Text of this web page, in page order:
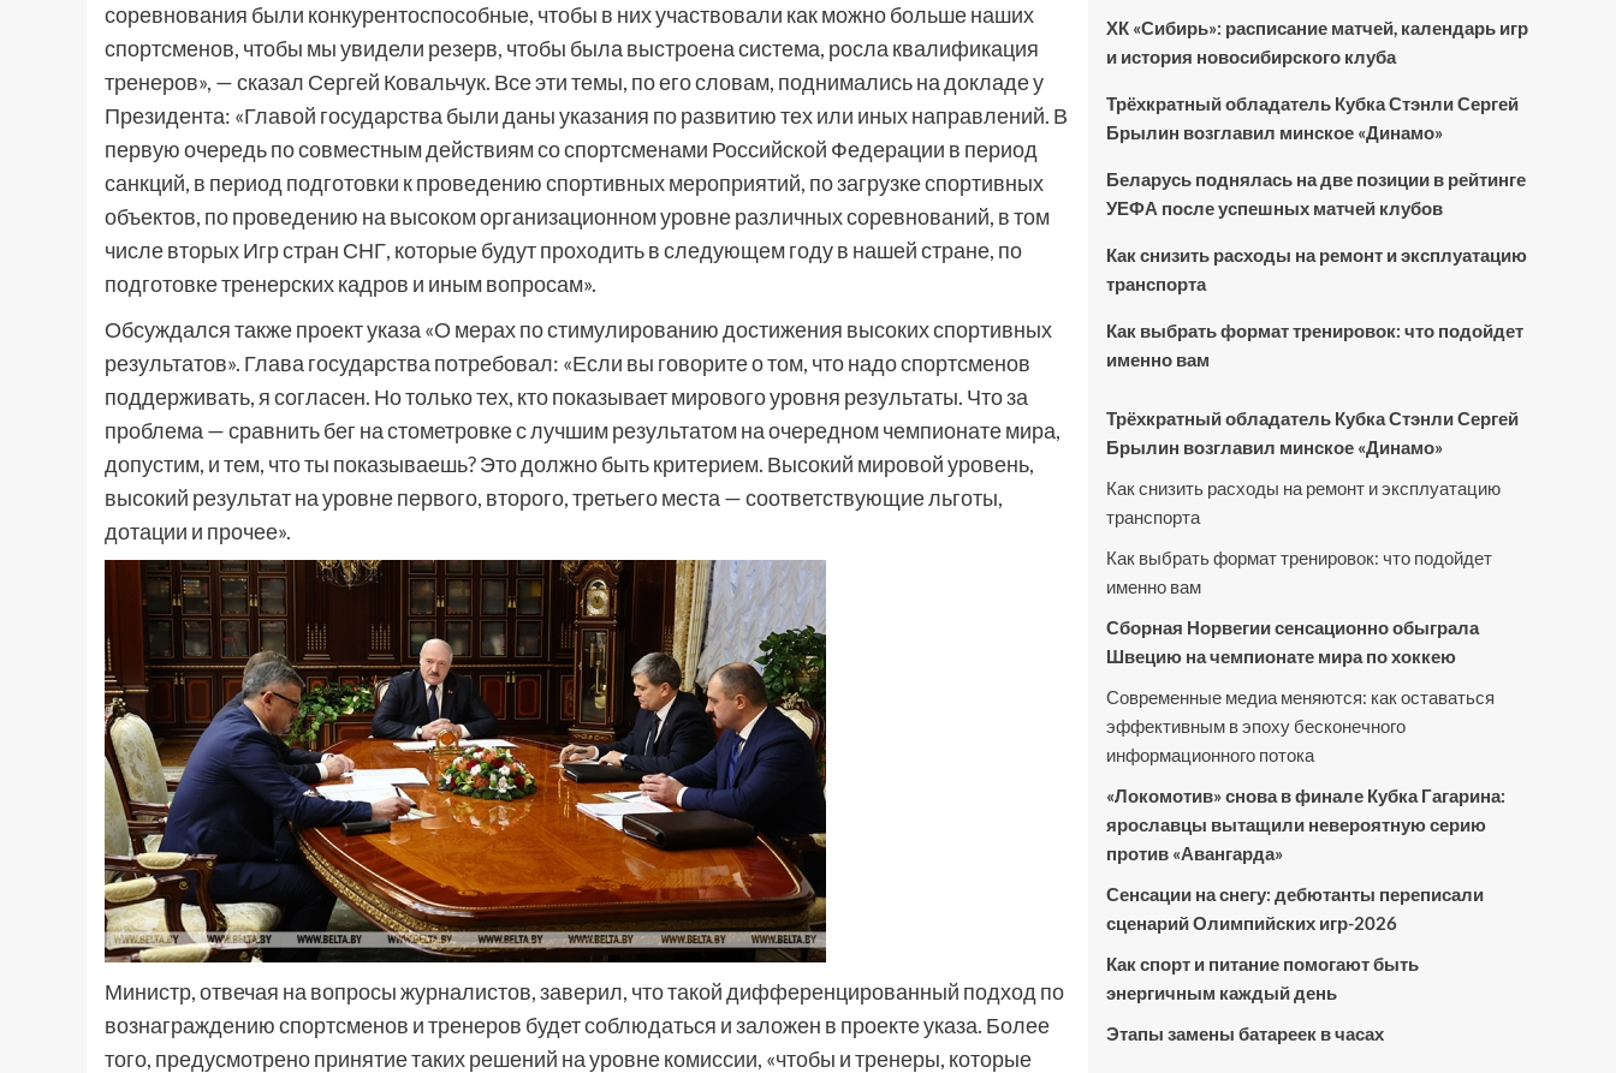
соревнования были конкурентоспособные, чтобы в них участвовали как можно больше наших
спортсменов, чтобы мы увидели резерв, чтобы была выстроена система, росла квалификация
тренеров», — сказал Сергей Ковальчук. Все эти темы, по его словам, поднимались на докладе у
Президента: «Главой государства были даны указания по развитию тех или иных направлений. В
первую очередь по совместным действиям со спортсменами Российской Федерации в период
санкций, в период подготовки к проведению спортивных мероприятий, по загрузке спортивных
объектов, по проведению на высоком организационном уровне различных соревнований, в том
числе вторых Игр стран СНГ, которые будут проходить в следующем году в нашей стране, по
подготовке тренерских кадров и иным вопросам».
Обсуждался также проект указа «О мерах по стимулированию достижения высоких спортивных
результатов». Глава государства потребовал: «Если вы говорите о том, что надо спортсменов
поддерживать, я согласен. Но только тех, кто показывает мирового уровня результаты. Что за
проблема — сравнить бег на стометровке с лучшим результатом на очередном чемпионате мира,
допустим, и тем, что ты показываешь? Это должно быть критерием. Высокий мировой уровень,
высокий результат на уровне первого, второго, третьего места — соответствующие льготы,
дотации и прочее».
Министр, отвечая на вопросы журналистов, заверил, что такой дифференцированный подход по
вознаграждению спортсменов и тренеров будет соблюдаться и заложен в проекте указа. Более
того, предусмотрено принятие таких решений на уровне комиссии, «чтобы и тренеры, которые
ХК «Сибирь»: расписание матчей, календарь игр
и история новосибирского клуба
Трёхкратный обладатель Кубка Стэнли Сергей
Брылин возглавил минское «Динамо»
Беларусь поднялась на две позиции в рейтинге
УЕФА после успешных матчей клубов
Как снизить расходы на ремонт и эксплуатацию
транспорта
Как выбрать формат тренировок: что подойдет
именно вам
Трёхкратный обладатель Кубка Стэнли Сергей
Брылин возглавил минское «Динамо»
Как снизить расходы на ремонт и эксплуатацию
транспорта
Как выбрать формат тренировок: что подойдет
именно вам
Сборная Норвегии сенсационно обыграла
Швецию на чемпионате мира по хоккею
Современные медиа меняются: как оставаться
эффективным в эпоху бесконечного
информационного потока
«Локомотив» снова в финале Кубка Гагарина:
ярославцы вытащили невероятную серию
против «Авангарда»
Сенсации на снегу: дебютанты переписали
сценарий Олимпийских игр-2026
Как спорт и питание помогают быть
энергичным каждый день
Этапы замены батареек в часах